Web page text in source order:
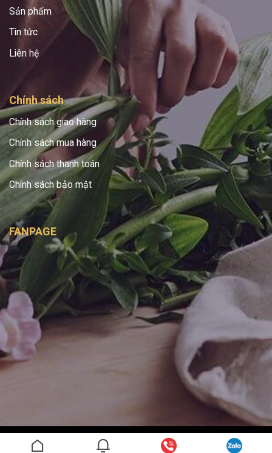
Sản phẩm
Tin tức
Liên hệ
Chính sách
Chính sách giao hàng
Chính sách mua hàng
Chính sách thanh toán
Chính sách bảo mật
FANPAGE
Copyright 2026 © Bình Handmade - Được phát triển bởiSAGO